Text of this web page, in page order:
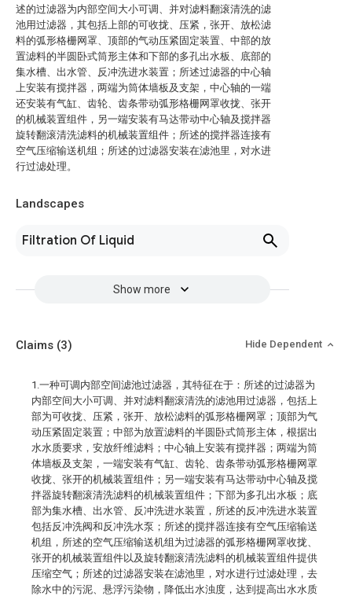
述的过滤器为内部空间大小可调、并对滤料翻滚清洗的滤
池用过滤器，其包括上部的可收拢、压紧，张开、放松滤
料的弧形格栅网罩、顶部的气动压紧固定装置、中部的放
置滤料的半圆卧式筒形主体和下部的多孔出水板、底部的
集水槽、出水管、反冲洗进水装置；所述过滤器的中心轴
上安装有搅拌器，两端为筒体墙板及支架，中心轴的一端
还安装有气缸、齿轮、齿条带动弧形格栅网罩收拢、张开
的机械装置组件，另一端安装有马达带动中心轴及搅拌器
旋转翻滚清洗滤料的机械装置组件；所述的搅拌器连接有
空气压缩输送机组；所述的过滤器安装在滤池里，对水进
行过滤处理。
Landscapes
Filtration Of Liquid
Show more
Claims (3) Hide Dependent
1.一种可调内部空间滤池过滤器，其特征在于：所述的过滤器为
内部空间大小可调、并对滤料翻滚清洗的滤池用过滤器，包括上
部为可收拢、压紧，张开、放松滤料的弧形格栅网罩；顶部为气
动压紧固定装置；中部为放置滤料的半圆卧式筒形主体，根据出
水水质要求，安放纤维滤料；中心轴上安装有搅拌器；两端为筒
体墙板及支架，一端安装有气缸、齿轮、齿条带动弧形格栅网罩
收拢、张开的机械装置组件；另一端安装有马达带动中心轴及搅
拌器旋转翻滚清洗滤料的机械装置组件；下部为多孔出水板；底
部为集水槽、出水管、反冲洗进水装置，所述的反冲洗进水装置
包括反冲洗阀和反冲洗水泵；所述的搅拌器连接有空气压缩输送
机组，所述的空气压缩输送机组为过滤器的弧形格栅网罩收拢、
张开的机械装置组件以及旋转翻滚清洗滤料的机械装置组件提供
压缩空气；所述的过滤器安装在滤池里，对水进行过滤处理，去
除水中的污泥、悬浮污染物，降低出水浊度，达到提高出水水质